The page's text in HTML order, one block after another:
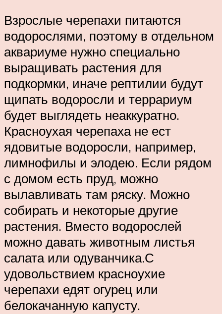
Взрослые черепахи питаются
водорослями, поэтому в отдельном
аквариуме нужно специально
выращивать растения для
подкормки, иначе рептилии будут
щипать водоросли и террариум
будет выглядеть неаккуратно.
Красноухая черепаха не ест
ядовитые водоросли, например,
лимнофилы и элодею. Если рядом
с домом есть пруд, можно
вылавливать там ряску. Можно
собирать и некоторые другие
растения. Вместо водорослей
можно давать животным листья
салата или одуванчика.С
удовольствием красноухие
черепахи едят огурец или
белокачанную капусту.